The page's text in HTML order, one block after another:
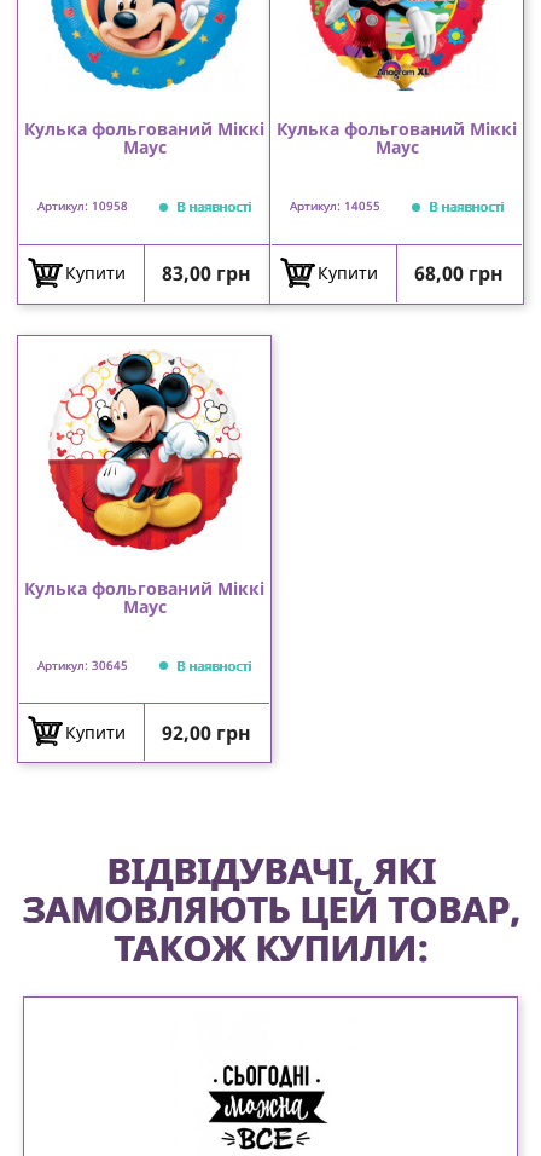
Кулька фольгований Міккі
Маус
Артикул: 10958 В наявності
Купити Ціна
83,00 грн
Кулька фольгований Міккі
Маус
Артикул: 14055 В наявності
Купити Ціна
68,00 грн
Кулька фольгований Міккі
Маус
Артикул: 30645 В наявності
Купити Ціна
92,00 грн
ВІДВІДУВАЧІ, ЯКІ
ЗАМОВЛЯЮТЬ ЦЕЙ ТОВАР,
ТАКОЖ КУПИЛИ: